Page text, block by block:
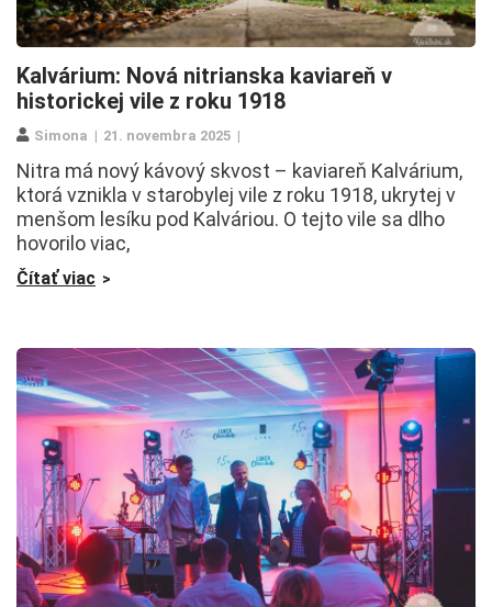
Kalvárium: Nová nitrianska kaviareň v
historickej vile z roku 1918
Simona 21. novembra 2025
Nitra má nový kávový skvost – kaviareň Kalvárium,
ktorá vznikla v starobylej vile z roku 1918, ukrytej v
menšom lesíku pod Kalváriou. O tejto vile sa dlho
hovorilo viac,
Čítať viac